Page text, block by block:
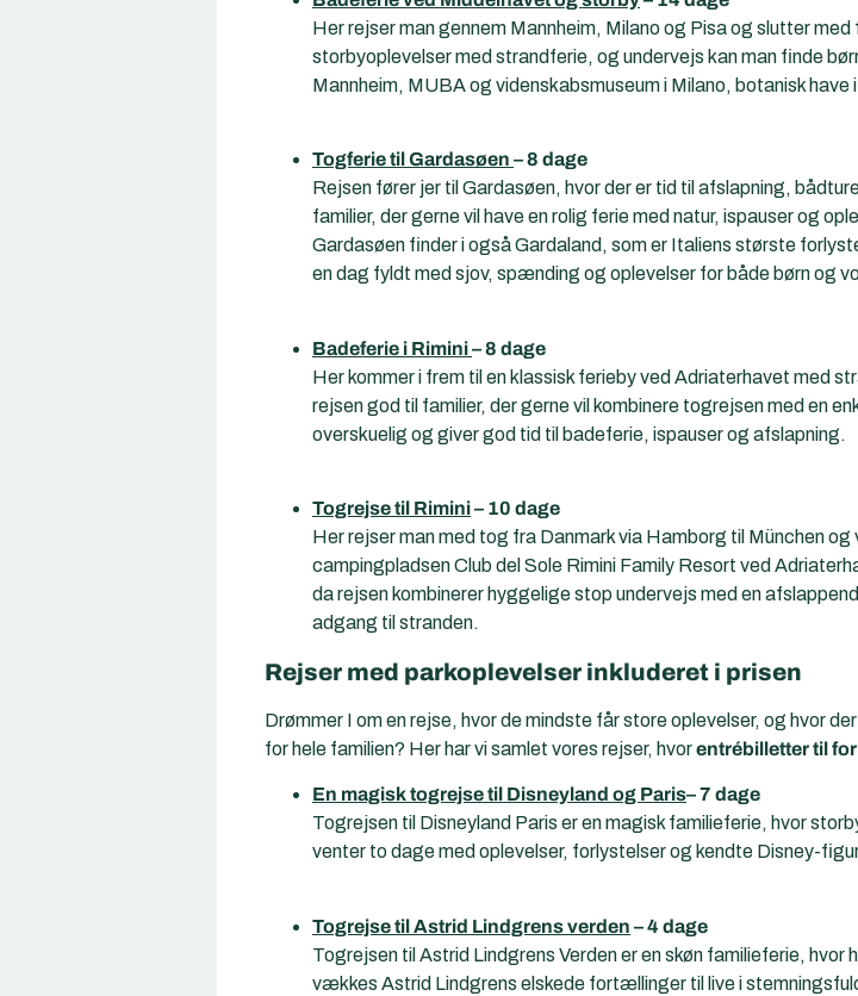
Her rejser man gennem Mannheim, Milano og Pisa og slutter
storbyoplevelser med strandferie, og undervejs kan man finde
Mannheim, MUBA og videnskabsmuseum i Milano, botanisk have
Togferie til Gardasøen – 8 dage
Rejsen fører jer til Gardasøen, hvor der er tid til afslapning,
familier, der gerne vil have en rolig ferie med natur, ispauser og
Gardasøen finder i også Gardaland, som er Italiens største
en dag fyldt med sjov, spænding og oplevelser for både børn og
Badeferie i Rimini– 8 dage
Her kommer i frem til en klassisk ferieby ved Adriaterhavet med
rejsen god til familier, der gerne vil kombinere togrejsen med en
overskuelig og giver god tid til badeferie, ispauser og afslapning.
Togrejse til Rimini– 10 dage
Her rejser man med tog fra Danmark via Hamborg til München
campingpladsen Club del Sole Rimini Family Resort ved
da rejsen kombinerer hyggelige stop undervejs med en
adgang til stranden.
Rejser med parkoplevelser inkluderet i prisen
Drømmer I om en rejse, hvor de mindste får store oplevelser, og hvor
for hele familien? Her har vi samlet vores rejser, hvorentrébilletter til
En magisk togrejse til Disneyland og Paris– 7 dage
Togrejsen til Disneyland Paris er en magisk familieferie, hvor
venter to dage med oplevelser, forlystelser og kendte Disney-
Togrejse til Astrid Lindgrens verden – 4 dage
Togrejsen til Astrid Lindgrens Verden er en skøn familieferie,
vækkes Astrid Lindgrens elskede fortællinger til live i